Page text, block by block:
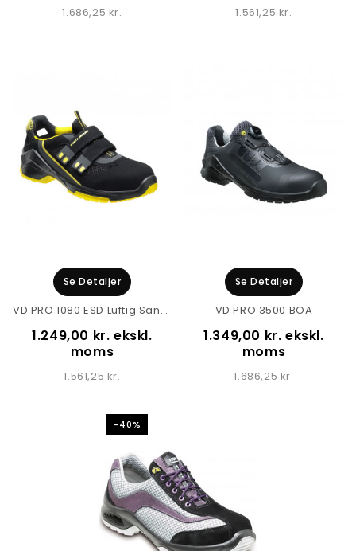
1.686,25 kr. 1.561,25 kr.
Se Detaljer
VD PRO 1080 ESD Luftig Sandal
1.249,00 kr. ekskl.
moms
1.561,25 kr.
Se Detaljer
VD PRO 3500 BOA
1.349,00 kr. ekskl.
moms
1.686,25 kr.
-40%